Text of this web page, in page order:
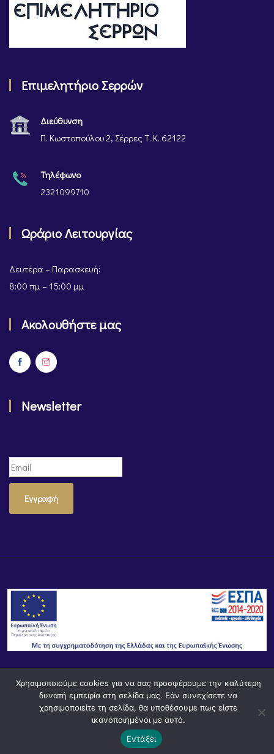
Επιμελητήριο Σερρών
Διεύθυνση
Π. Κωστοπούλου 2, Σέρρες Τ. Κ. 62122
Τηλέφωνο
2321099710
Ωράριο Λειτουργίας
Δευτέρα – Παρασκευή:
8:00 πμ – 15:00 μμ
Ακολουθήστε μας
Newsletter
Εγγραφή
© Powered byKnowledge AE
Χρησιμοποιούμε cookies για να σας προσφέρουμε την καλύτερη
δυνατή εμπειρία στη σελίδα μας. Εάν συνεχίσετε να
χρησιμοποιείτε τη σελίδα, θα υποθέσουμε πως είστε
ικανοποιημένοι με αυτό.
Εντάξει